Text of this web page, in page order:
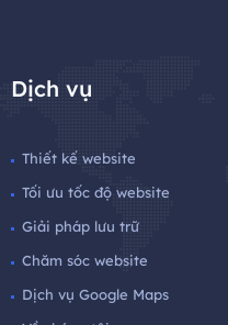
Dịch vụ
Thiết kế website
Tối ưu tốc độ website
Giải pháp lưu trữ
Chăm sóc website
Dịch vụ Google Maps